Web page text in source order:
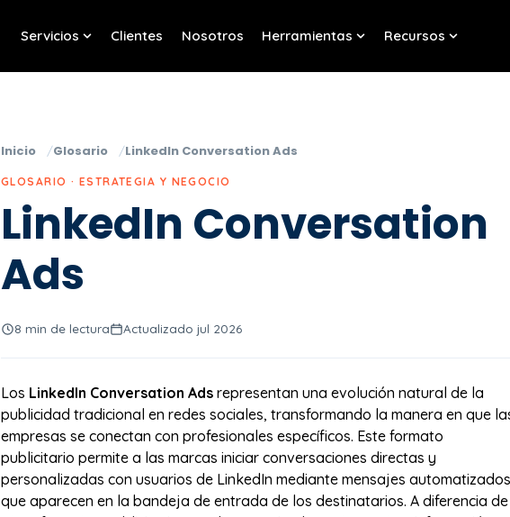
Servicios
Show submenu for Servicios
Clientes Nosotros Herramientas
Show submenu for
Recursos
Inicio Glosario LinkedIn Conversation Ads
GLOSARIO · ESTRATEGIA Y NEGOCIO
LinkedIn Conversation
Ads
8 min de lectura Actualizado jul 2026
Los LinkedIn Conversation Ads representan una evolución natural de la
publicidad tradicional en redes sociales, transformando la manera en que
empresas se conectan con profesionales específicos. Este formato
publicitario permite a las marcas iniciar conversaciones directas y
personalizadas con usuarios de LinkedIn mediante mensajes automatizados
que aparecen en la bandeja de entrada de los destinatarios. A diferencia de